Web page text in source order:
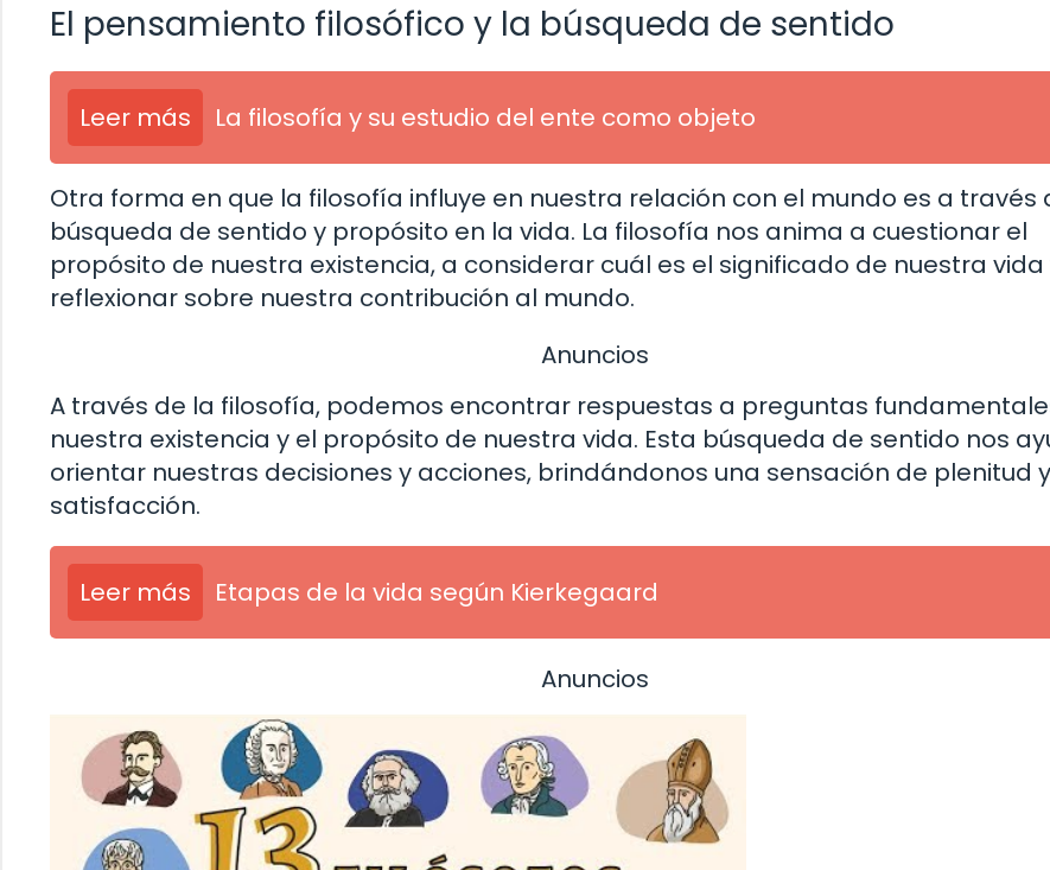
El pensamiento filosófico y la búsqueda de sentido
Leer más La filosofía y su estudio del ente como objeto
Otra forma en que la filosofía influye en nuestra relación con el mundo es a través
búsqueda de sentido y propósito en la vida. La filosofía nos anima a cuestionar el
propósito de nuestra existencia, a considerar cuál es el significado de nuestra vida
reflexionar sobre nuestra contribución al mundo.
Anuncios
A través de la filosofía, podemos encontrar respuestas a preguntas
nuestra existencia y el propósito de nuestra vida. Esta búsqueda de sentido nos
orientar nuestras decisiones y acciones, brindándonos una sensación de plenitud y
satisfacción.
Leer más Etapas de la vida según Kierkegaard
Anuncios